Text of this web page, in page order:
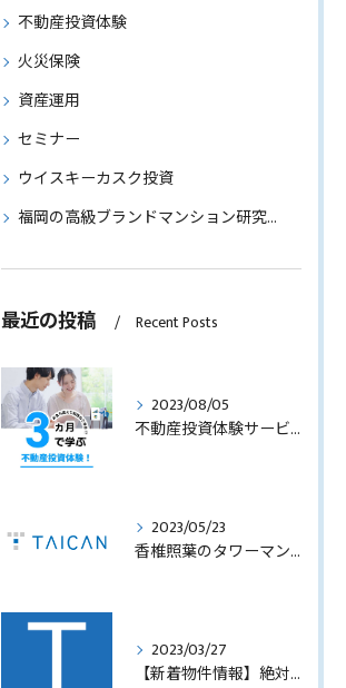
不動産投資体験
火災保険
資産運用
セミナー
ウイスキーカスク投資
福岡の高級ブランドマンション研究～物件情報もご紹介～
最近の投稿 Recent Posts
2023/08/05
不動産投資体験サービスのサービス内容を見直します！
2023/05/23
香椎照葉のタワーマンション！高利回りオーナーチェンジ販売します！
2023/03/27
【新着物件情報】絶対に手に入れたい福岡市西中洲の収益テナントビル